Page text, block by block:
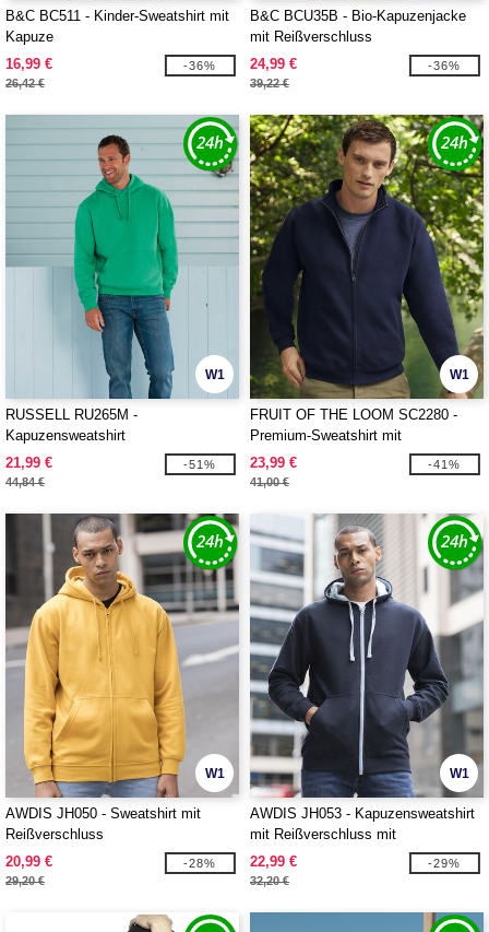
B&C BC511 - Kinder-Sweatshirt mit
Kapuze
16,99 €
26,42 €
-36%
B&C BCU35B - Bio-Kapuzenjacke
mit Reißverschluss
24,99 €
39,22 €
-36%
W1
RUSSELL RU265M -
Kapuzensweatshirt
21,99 €
44,84 €
-51%
W1
FRUIT OF THE LOOM SC2280 -
Premium-Sweatshirt mit
Reißverschluss
23,99 €
41,00 €
-41%
W1
AWDIS JH050 - Sweatshirt mit
Reißverschluss
20,99 €
29,20 €
-28%
W1
AWDIS JH053 - Kapuzensweatshirt
mit Reißverschluss mit
Farbkontrasten
22,99 €
32,20 €
-29%